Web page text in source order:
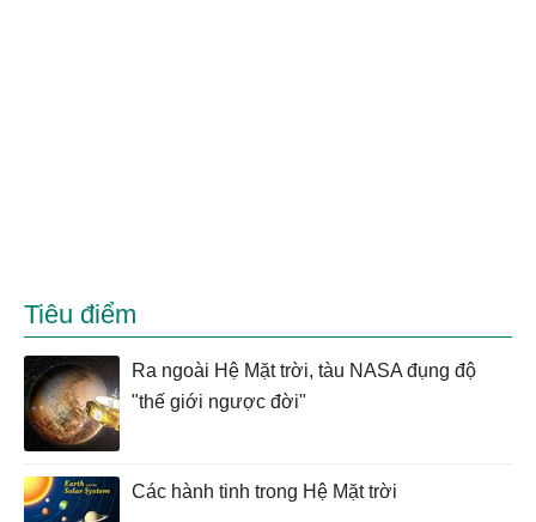
Tiêu điểm
Ra ngoài Hệ Mặt trời, tàu NASA đụng độ
"thế giới ngược đời"
Các hành tinh trong Hệ Mặt trời